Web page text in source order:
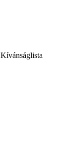
Kívánságlista